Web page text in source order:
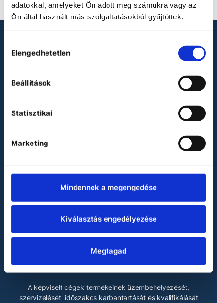
adatokkal, amelyeket Ön adott meg számukra vagy az
Ön által használt más szolgáltatásokból gyűjtöttek.
kiválasztása
Elengedhetetlen
Beállítások
Statisztikai
Marketing
Mindennek a megengedése
Kiválasztás engedélyezése
Megtagad
LABORESZKÖZT KERES?
LABOKRAFT MÉRNÖKIRODA KFT.
A Labokraft Kft. 2006-ban alapított független magyar
vállalkozás, amely prémium minőségű laboratóriumi
szervizelésére szakosodott.
Cégünk olyan piacvezető, nagyrészt európai gyártók
termékeit forgalmazza, amelyek gyártása a legmodernebb
technológiákon alapul, magas minőséget képviselnek,
hosszú élettartamra készülnek, üzemeltetésük
környezetbarát és költséghatékony.
A képviselt cégek termékeinek üzembehelyezését,
szervizelését, időszakos karbantartását és kvalifikálását